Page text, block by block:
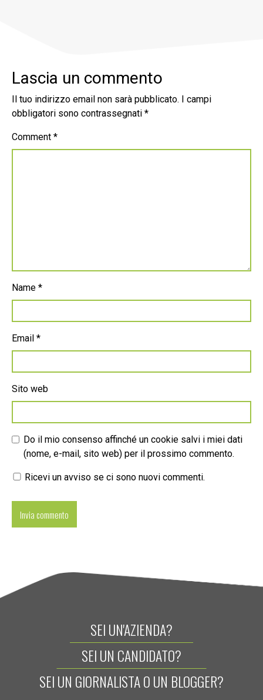
Lascia un commento
Il tuo indirizzo email non sarà pubblicato.
I campi
obbligatori sono contrassegnati *
Comment *
Name *
Email *
Sito web
Do il mio consenso affinché un cookie salvi i miei dati
(nome, e-mail, sito web) per il prossimo commento.
Ricevi un avviso se ci sono nuovi commenti.
SEI UN'AZIENDA?
SEI UN CANDIDATO?
SEI UN GIORNALISTA O UN BLOGGER?